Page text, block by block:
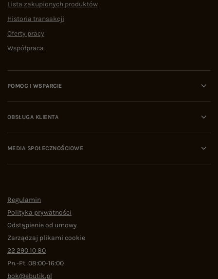
Lista zakupionych produktów
Historia transakcji
Oferty pracy
Współpraca
POMOC I WSPARCIE
OBSŁUGA KLIENTA
MEDIA SPOŁECZNOŚCIOWE
Regulamin
Polityka prywatności
Odstąpienie od umowy
Zarządzaj plikami cookie
22 290 10 80
Pn.-Pt. 08:00-16:00
bok@ebutik.pl